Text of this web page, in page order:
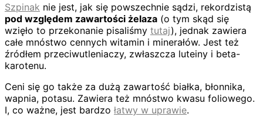
Szpinak nie jest, jak się powszechnie sądzi, rekordzistą
pod względem zawartości żelaza (o tym skąd się
wzięło to przekonanie pisaliśmy tutaj), jednak zawiera
całe mnóstwo cennych witamin i minerałów. Jest też
źródłem przeciwutleniaczy, zwłaszcza luteiny i beta-
karotenu.
Ceni się go także za dużą zawartość białka, błonnika,
wapnia, potasu. Zawiera też mnóstwo kwasu foliowego.
I, co ważne, jest bardzo łatwy w uprawie.